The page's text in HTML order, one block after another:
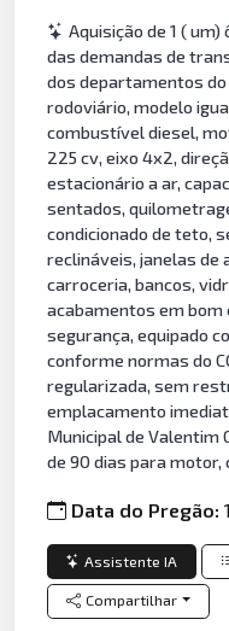
Aquisição de 1 (
das demandas de
dos departamentos do
rodoviário, modelo
combustível diesel,
225 cv, eixo 4x2,
estacionário a ar,
sentados,
condicionado de teto,
reclináveis, janelas de
carroceria, bancos,
acabamentos em bom
segurança, equipado
conforme normas do
regularizada, sem
emplacamento
Municipal de Valentim
de 90 dias para motor,
Data do Pregão:
Assistente IA
Compartilhar